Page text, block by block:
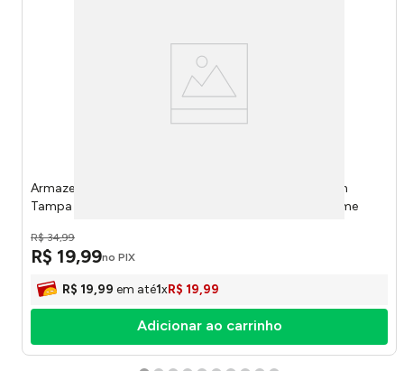
Armazenador Forma de Gelo 32 Compartimentos com
Tampa e Colher 21x11x13,5cm LM4044INO - honeyhome
R$ 34,99
R$ 19,99no PIX
R$ 19,99 em até1xR$ 19,99
Adicionar ao carrinho